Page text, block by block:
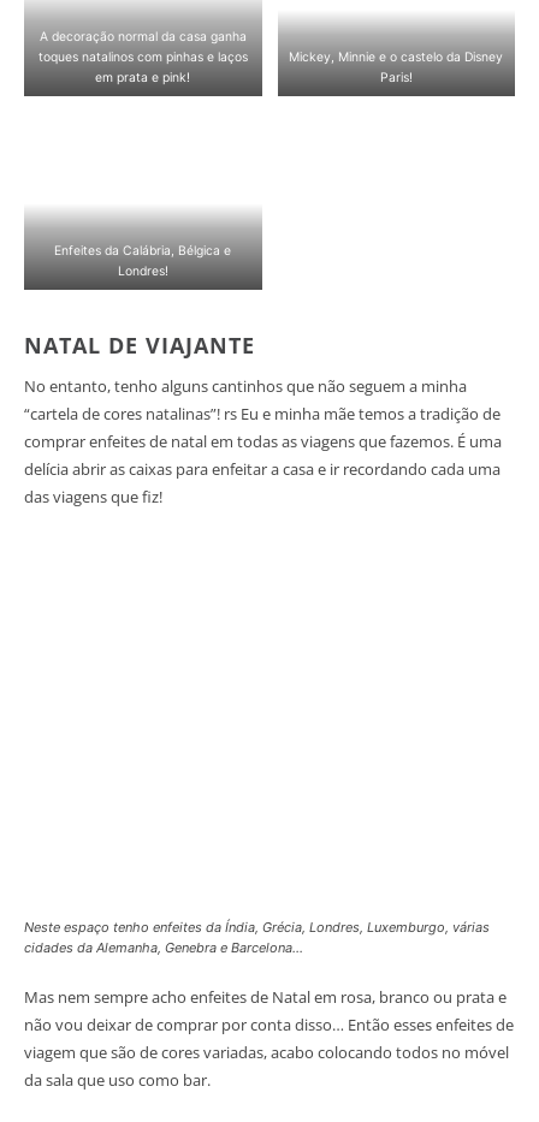
A decoração normal da casa ganha
toques natalinos com pinhas e laços
em prata e pink!
Mickey, Minnie e o castelo da Disney
Paris!
Enfeites da Calábria, Bélgica e
Londres!
NATAL DE VIAJANTE
No entanto, tenho alguns cantinhos que não seguem a minha
“cartela de cores natalinas”! rs Eu e minha mãe temos a tradição de
comprar enfeites de natal em todas as viagens que fazemos. É uma
delícia abrir as caixas para enfeitar a casa e ir recordando cada uma
das viagens que fiz!
Neste espaço tenho enfeites da Índia, Grécia, Londres, Luxemburgo, várias
cidades da Alemanha, Genebra e Barcelona…
Mas nem sempre acho enfeites de Natal em rosa, branco ou prata e
não vou deixar de comprar por conta disso… Então esses enfeites de
viagem que são de cores variadas, acabo colocando todos no móvel
da sala que uso como bar.